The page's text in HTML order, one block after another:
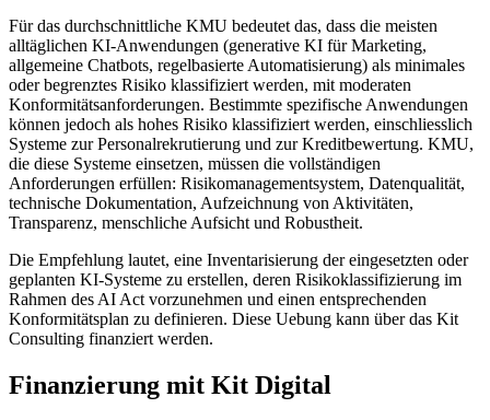
Für das durchschnittliche KMU bedeutet das, dass die meisten
alltäglichen KI-Anwendungen (generative KI für Marketing,
allgemeine Chatbots, regelbasierte Automatisierung) als minimales
oder begrenztes Risiko klassifiziert werden, mit moderaten
Konformitätsanforderungen. Bestimmte spezifische Anwendungen
können jedoch als hohes Risiko klassifiziert werden, einschliesslich
Systeme zur Personalrekrutierung und zur Kreditbewertung. KMU,
die diese Systeme einsetzen, müssen die vollständigen
Anforderungen erfüllen: Risikomanagementsystem, Datenqualität,
technische Dokumentation, Aufzeichnung von Aktivitäten,
Transparenz, menschliche Aufsicht und Robustheit.
Die Empfehlung lautet, eine Inventarisierung der eingesetzten oder
geplanten KI-Systeme zu erstellen, deren Risikoklassifizierung im
Rahmen des AI Act vorzunehmen und einen entsprechenden
Konformitätsplan zu definieren. Diese Uebung kann über das Kit
Consulting finanziert werden.
Finanzierung mit Kit Digital